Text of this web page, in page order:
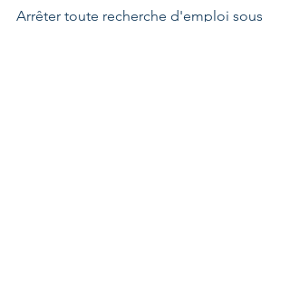
Arrêter toute recherche d'emploi sous